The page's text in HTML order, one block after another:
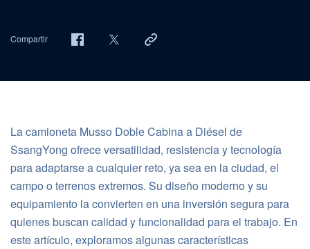
Compartir
La camioneta Musso Doble Cabina a Diésel de
SsangYong ofrece versatilidad, resistencia y tecnología
para adaptarse a cualquier reto, ya sea en la ciudad, el
campo o terrenos extremos. Su diseño moderno y su
equipamiento la convierten en una inversión segura para
quienes buscan calidad y funcionalidad para el trabajo. En
este artículo, exploramos algunas características